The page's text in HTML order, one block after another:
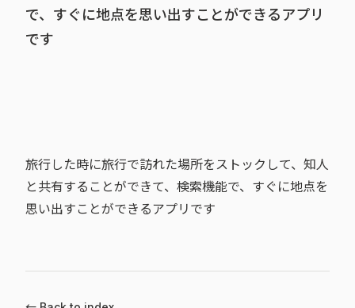
で、すぐに地点を思い出すことができるアプリ
です
旅行した時に旅行で訪れた場所をストックして、知人
と共有することができて、検索機能で、すぐに地点を
思い出すことができるアプリです